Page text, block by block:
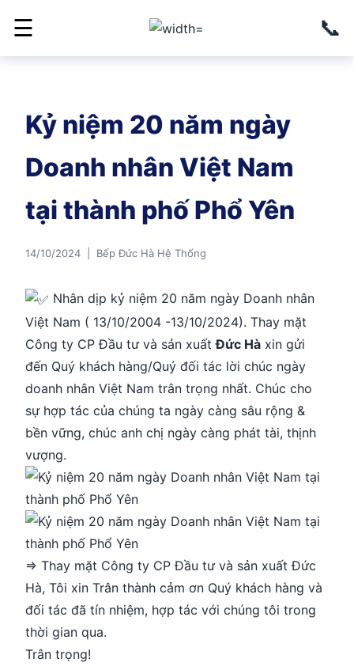
☰ 📞
Kỷ niệm 20 năm ngày
Doanh nhân Việt Nam
tại thành phố Phổ Yên
14/10/2024 | Bếp Đức Hà Hệ Thống
Nhân dịp kỷ niệm 20 năm ngày Doanh nhân
Việt Nam ( 13/10/2004 -13/10/2024). Thay mặt
Công ty CP Đầu tư và sản xuấtĐức Hà xin gửi
đến Quý khách hàng/Quý đối tác lời chúc ngày
doanh nhân Việt Nam trân trọng nhất. Chúc cho
sự hợp tác của chúng ta ngày càng sâu rộng &
bền vững, chúc anh chị ngày càng phát tài, thịnh
vượng.
⇒ Thay mặt Công ty CP Đầu tư và sản xuất Đức
Hà, Tôi xin Trân thành cảm ơn Quý khách hàng và
đối tác đã tín nhiệm, hợp tác với chúng tôi trong
thời gian qua.
Trân trọng!